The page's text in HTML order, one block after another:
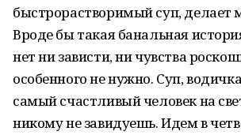
быстрорастворимый суп, делает
Вроде бы такая банальная
нет ни зависти, ни чувства
особенного не нужно. Суп,
самый счастливый человек на
никому не завидуешь. Идем в